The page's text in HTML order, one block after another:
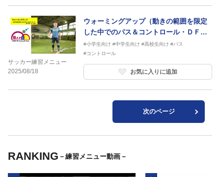
サッカー練習メニュー
2025/08/18
ウォーミングアップ（動きの範囲を限定
した中でのパス＆コントロール・ＤＦ付
き・ボール2個）
#小学生向け #中学生向け #高校生向け #パス
#コントロール
お気に入りに追加
次のページ
RANKING －練習メニュー動画－